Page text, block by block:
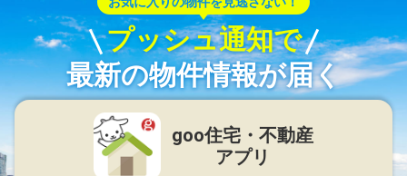
プッシュ通知で
最新の物件情報が届く
goo住宅・不動産
アプリ